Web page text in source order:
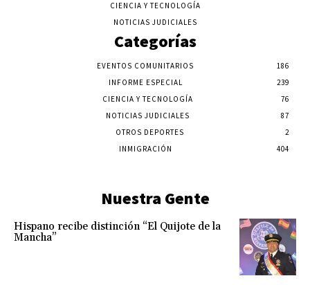
CIENCIA Y TECNOLOGÍA
NOTICIAS JUDICIALES
Categorías
EVENTOS COMUNITARIOS
186
INFORME ESPECIAL
239
CIENCIA Y TECNOLOGÍA
76
NOTICIAS JUDICIALES
87
OTROS DEPORTES
2
INMIGRACIÓN
404
Nuestra Gente
Hispano recibe distinción “El Quijote de la
Mancha”